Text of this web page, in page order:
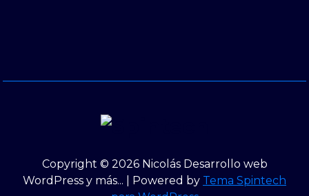
Copyright © 2026 Nicolás Desarrollo web
WordPress y más... | Powered by Tema Spintech